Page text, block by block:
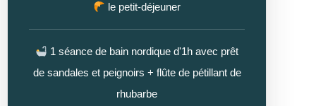
le petit-déjeuner
1 séance de bain nordique d'1h avec prêt
de sandales et peignoirs + flûte de pétillant de
rhubarbe